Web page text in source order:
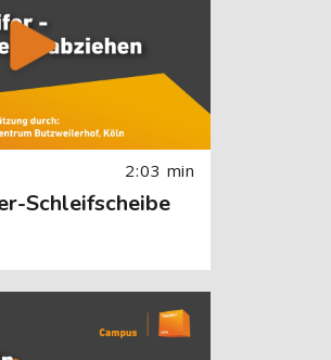
2:03 min
Schleifscheibe
with Image) überspringen